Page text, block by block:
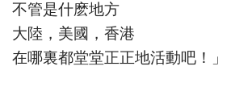
不管是什麽地方
大陸，美國，香港
在哪裏都堂堂正正地活動吧！」